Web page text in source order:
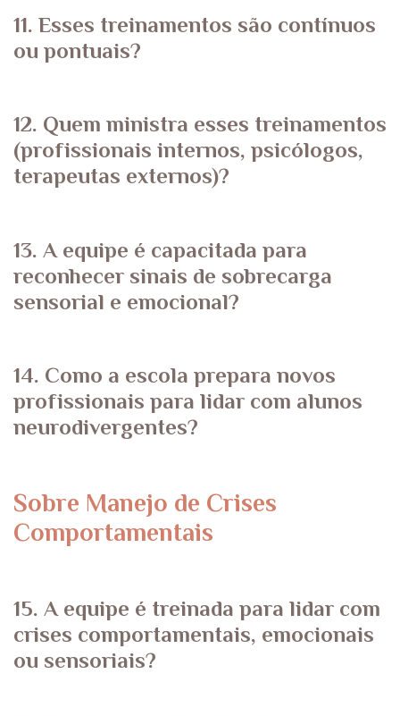
11. Esses treinamentos são contínuos
ou pontuais?
12. Quem ministra esses treinamentos
(profissionais internos, psicólogos,
terapeutas externos)?
13. A equipe é capacitada para
reconhecer sinais de sobrecarga
sensorial e emocional?
14. Como a escola prepara novos
profissionais para lidar com alunos
neurodivergentes?
Sobre Manejo de Crises
Comportamentais
15. A equipe é treinada para lidar com
crises comportamentais, emocionais
ou sensoriais?